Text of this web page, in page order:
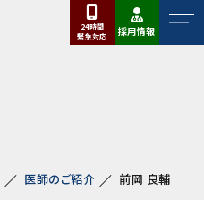
24時間
緊急対応 採用情報
医師のご紹介 前岡 良輔